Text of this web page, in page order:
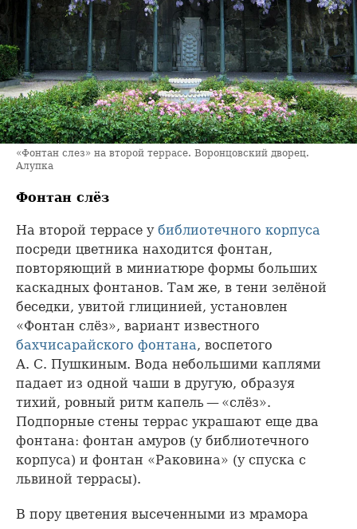
«Фонтан слез» на второй террасе. Воронцовский дворец.
Алупка
Фонтан слёз
На второй террасе у библиотечного корпуса
посреди цветника находится фонтан,
повторяющий в миниатюре формы больших
каскадных фонтанов. Там же, в тени зелёной
беседки, увитой глицинией, установлен
«Фонтан слёз», вариант известного
бахчисарайского фонтана, воспетого
А. С. Пушкиным. Вода небольшими каплями
падает из одной чаши в другую, образуя
тихий, ровный ритм капель — «слёз».
Подпорные стены террас украшают еще два
фонтана: фонтан амуров (у библиотечного
корпуса) и фонтан «Раковина» (у спуска с
львиной террасы).
В пору цветения высеченными из мрамора